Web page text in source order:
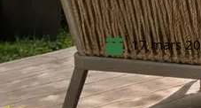
17 mars